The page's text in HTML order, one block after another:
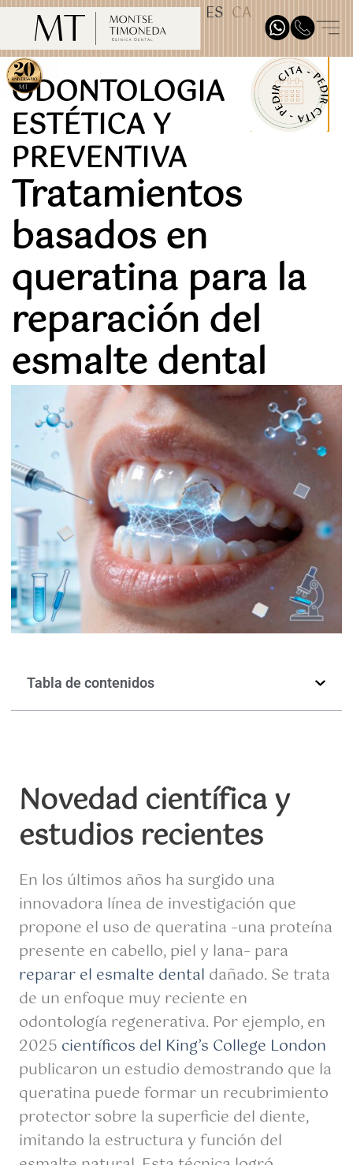
TEST31887 ES CA
ODONTOLOGIA
ESTÉTICA Y
PREVENTIVA
Tratamientos
basados en
queratina para la
reparación del
esmalte dental
Tabla de contenidos
Novedad científica y
estudios recientes
En los últimos años ha surgido una
innovadora línea de investigación que
propone el uso de queratina –una proteína
presente en cabello, piel y lana– para
reparar el esmalte dental dañado. Se trata
de un enfoque muy reciente en
odontología regenerativa. Por ejemplo, en
2025 científicos del King’s College London
publicaron un estudio demostrando que la
queratina puede formar un recubrimiento
protector sobre la superficie del diente,
imitando la estructura y función del